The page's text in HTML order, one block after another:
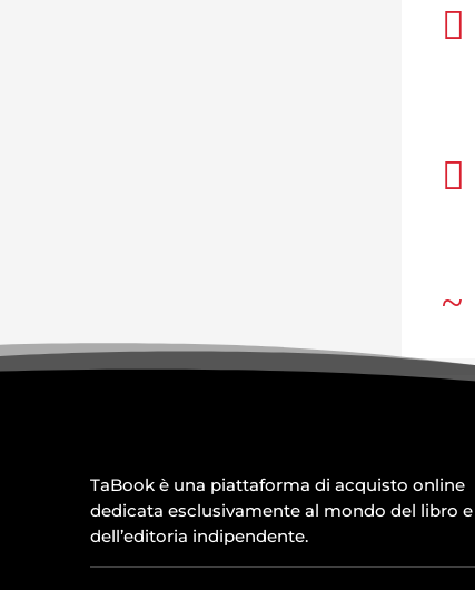


~
TaBook è una piattaforma di acquisto online
dedicata esclusivamente al mondo del libro e
dell’editoria indipendente.